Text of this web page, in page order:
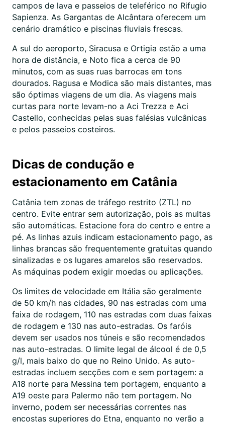
campos de lava e passeios de teleférico no Rifugio
Sapienza. As Gargantas de Alcântara oferecem um
cenário dramático e piscinas fluviais frescas.
A sul do aeroporto, Siracusa e Ortigia estão a uma
hora de distância, e Noto fica a cerca de 90
minutos, com as suas ruas barrocas em tons
dourados. Ragusa e Modica são mais distantes, mas
são óptimas viagens de um dia. As viagens mais
curtas para norte levam-no a Aci Trezza e Aci
Castello, conhecidas pelas suas falésias vulcânicas
e pelos passeios costeiros.
Dicas de condução e
estacionamento em Catânia
Catânia tem zonas de tráfego restrito (ZTL) no
centro. Evite entrar sem autorização, pois as multas
são automáticas. Estacione fora do centro e entre a
pé. As linhas azuis indicam estacionamento pago, as
linhas brancas são frequentemente gratuitas quando
sinalizadas e os lugares amarelos são reservados.
As máquinas podem exigir moedas ou aplicações.
Os limites de velocidade em Itália são geralmente
de 50 km/h nas cidades, 90 nas estradas com uma
faixa de rodagem, 110 nas estradas com duas faixas
de rodagem e 130 nas auto-estradas. Os faróis
devem ser usados nos túneis e são recomendados
nas auto-estradas. O limite legal de álcool é de 0,5
g/l, mais baixo do que no Reino Unido. As auto-
estradas incluem secções com e sem portagem: a
A18 norte para Messina tem portagem, enquanto a
A19 oeste para Palermo não tem portagem. No
inverno, podem ser necessárias correntes nas
encostas superiores do Etna, enquanto no verão a